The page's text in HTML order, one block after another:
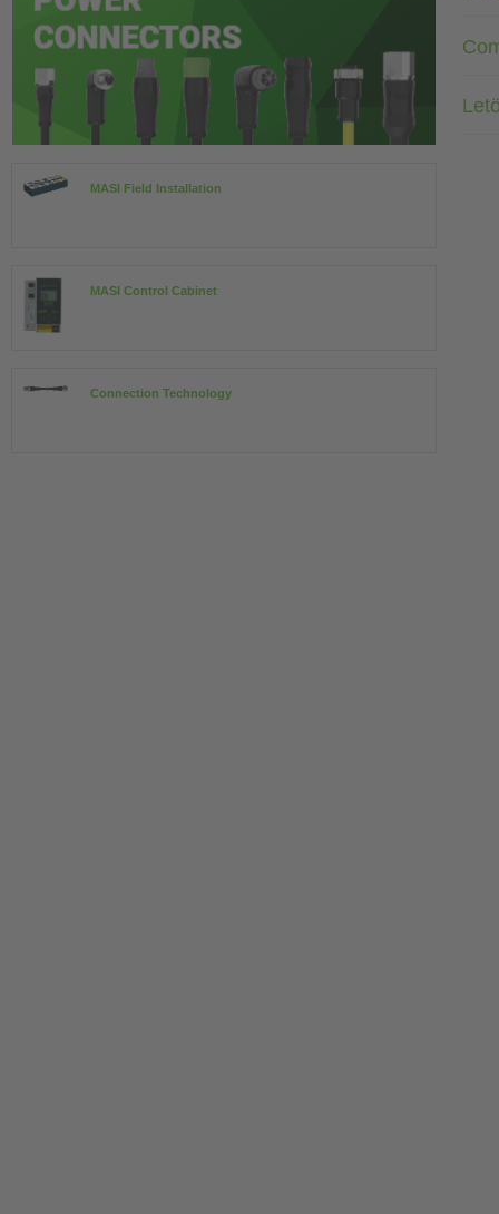
MASI Field Installation
MASI Control Cabinet
Connection Technology